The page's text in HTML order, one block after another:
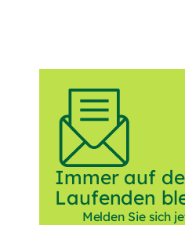
Immer auf
Laufenden
Melden Sie sich